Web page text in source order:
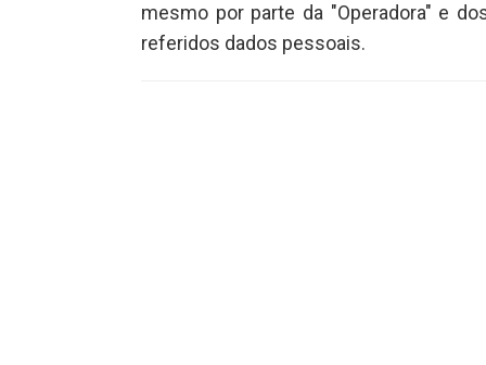
mesmo por parte da "Operadora" e
referidos dados pessoais.